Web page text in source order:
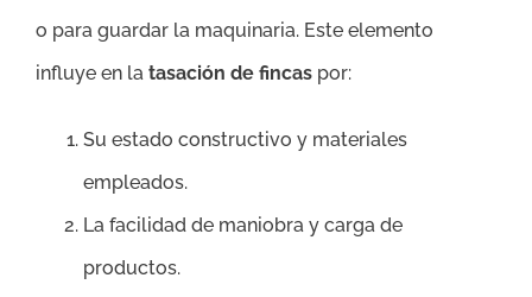
o para guardar la maquinaria. Este elemento
influye en la tasación de fincas por:
Su estado constructivo y materiales
empleados.
La facilidad de maniobra y carga de
productos.